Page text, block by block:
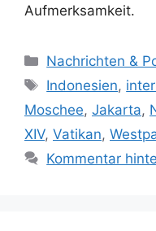
Aufmerksamkeit.
Kategorien
Nachrichten &
Schlagwörter
Indonesien,
Moschee, Jakarta,
XIV, Vatikan,
Kommentar